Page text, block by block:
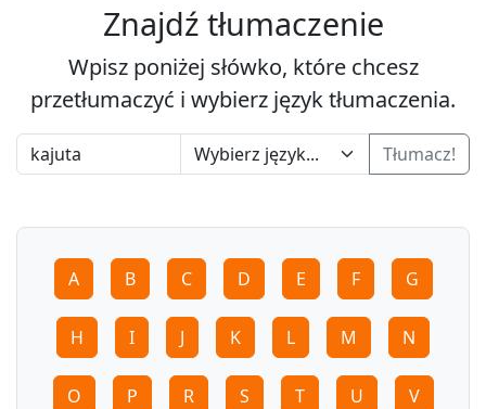
Znajdź tłumaczenie
Wpisz poniżej słówko, które chcesz
przetłumaczyć i wybierz język tłumaczenia.
Tłumacz!
A B C D E F G
H I J K L M N
O P R S T U V